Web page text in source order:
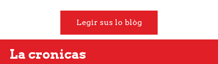
Legir sus lo blòg
La cronicas